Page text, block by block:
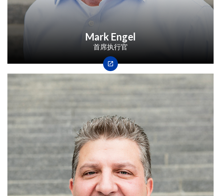
Mark Engel
首席执行官